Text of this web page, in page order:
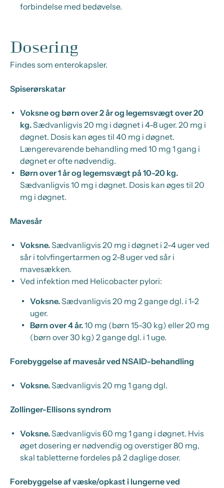
forbindelse med bedøvelse.
Dosering
Findes som enterokapsler.
Spiserørskatar
Voksne og børn over 2 år og legemsvægt over 20
kg.Sædvanligvis 20 mg i døgnet i 4-8 uger. 20 mg i
døgnet. Dosis kan øges til 40 mg i døgnet.
Længerevarende behandling med 10 mg 1 gang i
døgnet er ofte nødvendig.
Børn over 1 år og legemsvægt på 10-20 kg.
Sædvanligvis 10 mg i døgnet. Dosis kan øges til 20
mg i døgnet.
Mavesår
Voksne.Sædvanligvis 20 mg i døgnet i 2-4 uger ved
sår i tolvfingertarmen og 2-8 uger ved sår i
mavesækken.
Ved infektion med Helicobacter pylori:
Voksne.Sædvanligvis 20 mg 2 gange dgl. i 1-2
uger.
Børn over 4 år.10 mg (børn 15-30 kg) eller 20 mg
(børn over 30 kg) 2 gange dgl. i 1 uge.
Forebyggelse af mavesår ved NSAID-behandling
Voksne.Sædvanligvis 20 mg 1 gang dgl.
Zollinger-Ellisons syndrom
Voksne.Sædvanligvis 60 mg 1 gang i døgnet. Hvis
øget dosering er nødvendig og overstiger 80 mg,
skal tabletterne fordeles på 2 daglige doser.
Forebyggelse af væske/opkast i lungerne ved